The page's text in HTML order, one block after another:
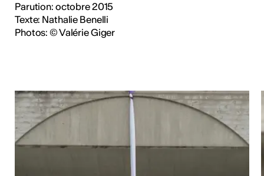
Parution: octobre 2015
Texte: Nathalie Benelli
Photos: © Valérie Giger